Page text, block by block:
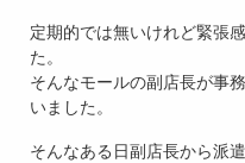
定期的では無いけれど緊張
た。
そんなモールの副店長が事
いました。
そんなある日副店長から派